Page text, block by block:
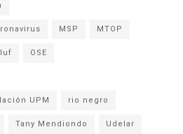
MSP MTOP
OSE
UPM rio negro
Tany Mendiondo Udelar